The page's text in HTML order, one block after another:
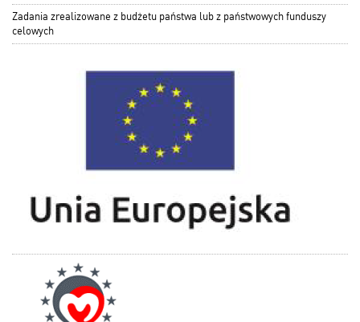
Zadania zrealizowane z budżetu państwa lub z państwowych funduszy
celowych